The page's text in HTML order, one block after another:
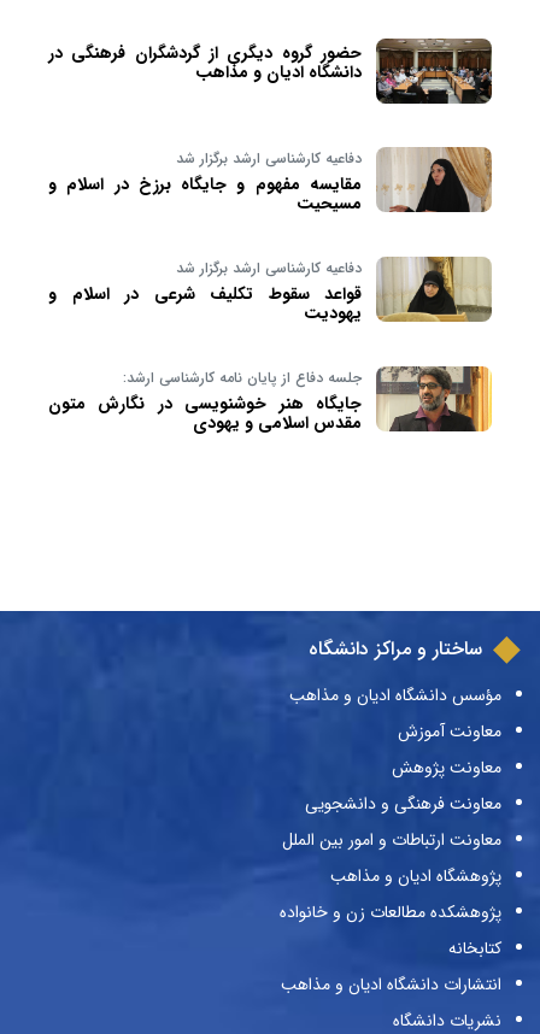
حضور گروه دیگری از گردشگران فرهنگی در
دانشگاه ادیان و مذاهب
دفاعیه کارشناسی ارشد برگزار شد
مقایسه مفهوم و جایگاه برزخ در اسلام و
مسیحیت
دفاعیه کارشناسی ارشد برگزار شد
قواعد سقوط تکلیف شرعی در اسلام و
یهودیت
جلسه دفاع از پایان نامه کارشناسی ارشد:
جایگاه هنر خوشنویسی در نگارش متون
مقدس اسلامی و یهودی
ساختار و مراکز دانشگاه
مؤسس دانشگاه ادیان و مذاهب
معاونت آموزش
معاونت پژوهش
معاونت فرهنگی و دانشجویی
معاونت ارتباطات و امور بین الملل
پژوهشگاه ادیان و مذاهب
پژوهشکده مطالعات زن و خانواده
کتابخانه
انتشارات دانشگاه ادیان و مذاهب
نشریات دانشگاه